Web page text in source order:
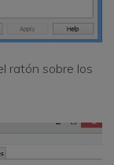
ratón sobre los